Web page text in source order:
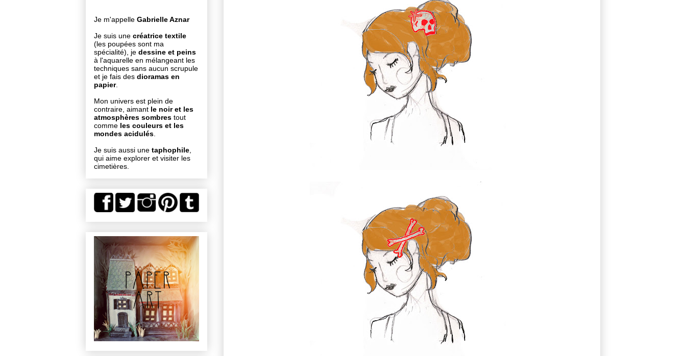
Je m'appelle Gabrielle Aznar
Je suis une créatrice textile
(les poupées sont ma
spécialité), je dessine et peins
à l'aquarelle en mélangeant les
techniques sans aucun scrupule
et je fais des dioramas en
papier.
Mon univers est plein de
contraire, aimant le noir et les
atmosphères sombres tout
comme les couleurs et les
mondes acidulés
Je suis aussi une taphophile
qui aime explorer et visiter les
cimetières.